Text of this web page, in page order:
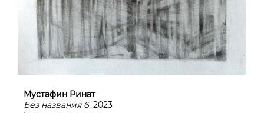
Мустафин Ринат
Без названия 6, 2023